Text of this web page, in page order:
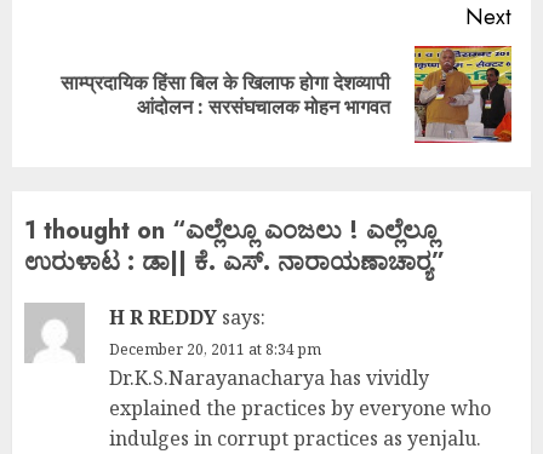
Next
Next
साम्प्रदायिक हिंसा बिल के खिलाफ होगा देशव्यापी
आंदोलन : सरसंघचालक मोहन भागवत
1 thought on “ಎಲ್ಲೆಲ್ಲೂ ಎಂಜಲು ! ಎಲ್ಲೆಲ್ಲೂ
ಉರುಳಾಟ : ಡಾ|| ಕೆ. ಎಸ್. ನಾರಾಯಣಾಚಾರ‍್ಯ”
H R REDDY says:
December 20, 2011 at 8:34 pm
Dr.K.S.Narayanacharya has vividly
explained the practices by everyone who
indulges in corrupt practices as yenjalu.